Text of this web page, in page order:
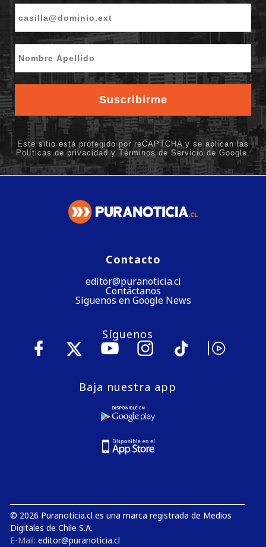
Contacto
editor@puranoticia.cl
Contáctanos
Síguenos en Google News
Síguenos
Baja nuestra app
© 2026 Puranoticia.cl es una marca registrada de Medios
Digitales de Chile S.A.
E-Mail: editor@puranoticia.cl